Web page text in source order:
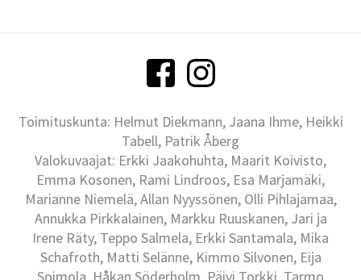
Toimituskunta: Helmut Diekmann, Jaana Ihme, Heikki
Tabell, Patrik Åberg
Valokuvaajat: Erkki Jaakohuhta, Maarit Koivisto,
Emma Kosonen, Rami Lindroos, Esa Marjamäki,
Marianne Niemelä, Allan Nyyssönen, Olli Pihlajamaa,
Annukka Pirkkalainen, Markku Ruuskanen, Jari ja
Irene Räty, Teppo Salmela, Erkki Santamala, Mika
Schafroth, Matti Selänne, Kimmo Silvonen, Eija